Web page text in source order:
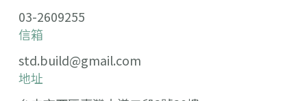
03-2609255
信箱
std.build@gmail.com
地址